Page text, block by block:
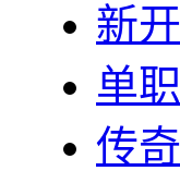
新
单
传